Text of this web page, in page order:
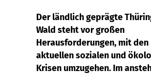
Der ländlich geprägte
Wald steht vor großen
Herausforderungen, mit den
aktuellen sozialen und
Krisen umzugehen. Im